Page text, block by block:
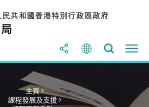
主頁 >
課程發展及支援 >